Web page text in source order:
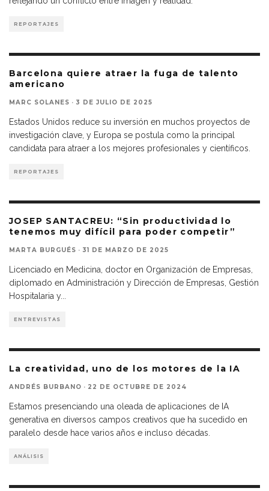
REPORTAJES
Barcelona quiere atraer la fuga de talento
americano
MARC SOLANES · 3 DE JULIO DE 2025
Estados Unidos reduce su inversión en muchos proyectos de
investigación clave, y Europa se postula como la principal
candidata para atraer a los mejores profesionales y científicos.
REPORTAJES
JOSEP SANTACREU: “Sin productividad lo
tenemos muy difícil para poder competir”
MARTA BURGUÉS · 31 DE MARZO DE 2025
Licenciado en Medicina, doctor en Organización de Empresas,
diplomado en Administración y Dirección de Empresas, Gestión
Hospitalaria y...
ENTREVISTAS
La creatividad, uno de los motores de la IA
ANDRÉS BURBANO · 22 DE OCTUBRE DE 2024
Estamos presenciando una oleada de aplicaciones de IA
generativa en diversos campos creativos que ha sucedido en
paralelo desde hace varios años e incluso décadas.
ANÁLISIS